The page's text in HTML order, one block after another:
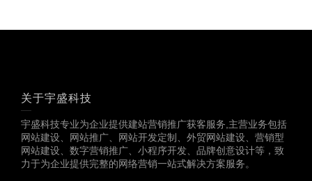
关于宇盛科技
宇盛科技专业为企业提供建站营销推广获客服务,主营业务包括
网站建设、网站推广、网站开发定制、外贸网站建设、营销型
网站建设、数字营销推广、小程序开发、品牌创意设计等，致
力于为企业提供完整的网络营销一站式解决方案服务。